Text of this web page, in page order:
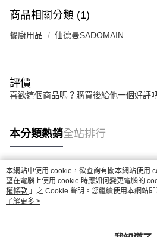
商品相關分類 (1)
餐廚用品 仙德曼SADOMAIN
評價
喜歡這個商品嗎？購買後給他一個好評
本分類熱銷全站排行
熱門標籤
本網站中使用 cookie，欲查詢有關本網站使用
望在電腦上使用 cookie 時應如何變更電腦的
權條款 」之 Cookie 聲明。您繼續使用本網站
用條款之 Cookie 聲明使用 cookie。
了解更多 >